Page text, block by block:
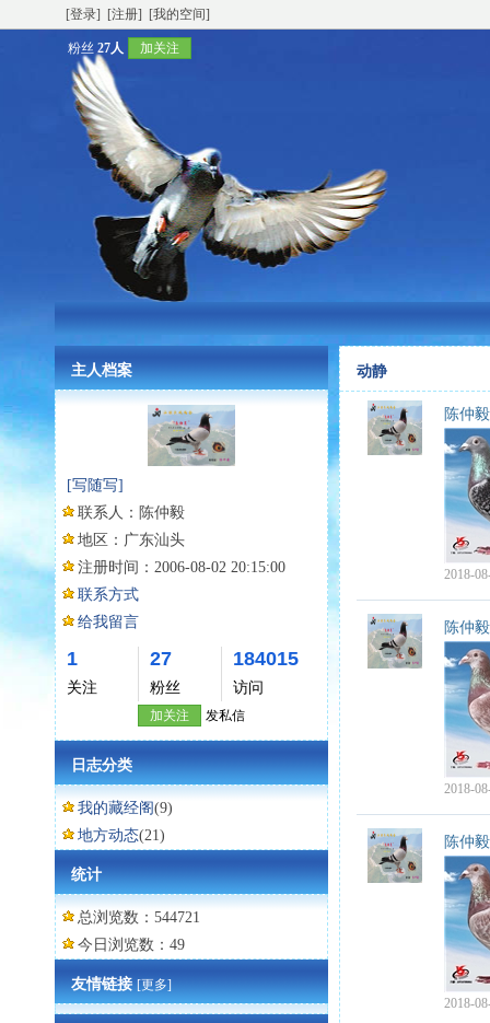
[登录] [注册] [我的空间]
粉丝 27人 加关注
主人档案
[写随写]
联系人： 陈仲毅
地区： 广东汕头
注册时间： 2006-08-02 20:15:00
联系方式
给我留言
1
关注
27
粉丝
184015
访问
加关注 发私信
日志分类
我的藏经阁(9)
地方动态(21)
统计
总浏览数：544721
今日浏览数：49
友情链接[更多]
动静
陈仲毅
2018-
陈仲毅
2018-
陈仲毅
2018-